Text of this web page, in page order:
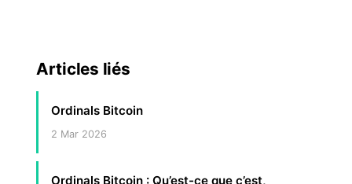
Articles liés
Ordinals Bitcoin
2 Mar 2026
Ordinals Bitcoin : Qu’est-ce que c’est,